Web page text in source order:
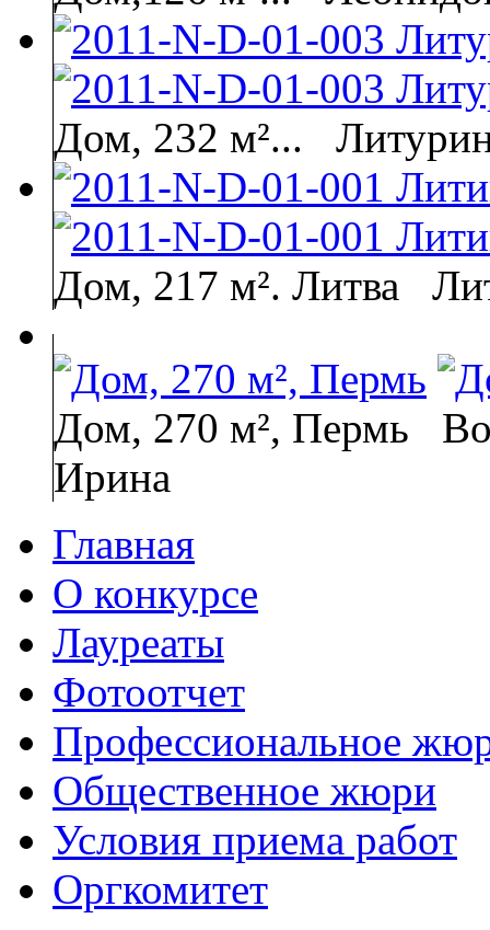
Дом, 232 м²...
Дом, 217 м². Литва
Дом, 270 м², Пермь
Ирина
Главная
О конкурсе
Лауреаты
Фотоотчет
Профессиональное
Общественное жюри
Условия приема работ
Оргкомитет